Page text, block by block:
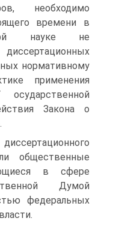
необходимо
времени в
науке не
нормативному
применения
Закона о
общественные
в сфере
Думой
федеральных